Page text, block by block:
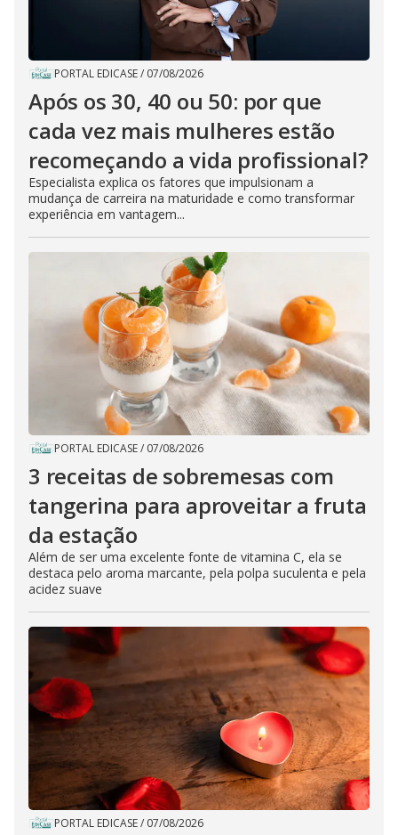
PORTAL EDICASE/ 07/08/2026
Após os 30, 40 ou 50: por que
cada vez mais mulheres estão
recomeçando a vida profissional?
Especialista explica os fatores que impulsionam a
mudança de carreira na maturidade e como transformar
experiência em vantagem...
PORTAL EDICASE/ 07/08/2026
3 receitas de sobremesas com
tangerina para aproveitar a fruta
da estação
Além de ser uma excelente fonte de vitamina C, ela se
destaca pelo aroma marcante, pela polpa suculenta e pela
acidez suave
PORTAL EDICASE/ 07/08/2026